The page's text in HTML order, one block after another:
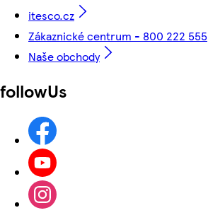
itesco.cz
Zákaznické centrum - 800 222 555
Naše obchody
followUs